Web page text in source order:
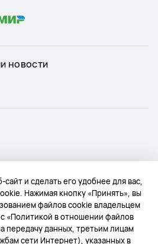
и сделать его удобнее для вас,
Нажимая кнопку «Принять», вы
файлов cookie владельцем
с «Политикой в отношении файлов
передачу данных, третьим лицам
сети Интернет), указанных в
новости